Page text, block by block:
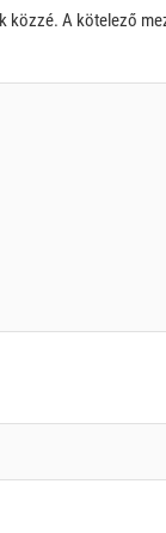
közzé. A kötelező